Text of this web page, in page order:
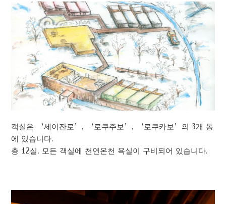
객실은 ‘세이잔로’, ‘로쿠주보’, ‘로쿠카보’의 3개 동
에 있습니다.
총 12실, 모든 객실에 천연온천 욕실이 구비되어 있습니다.